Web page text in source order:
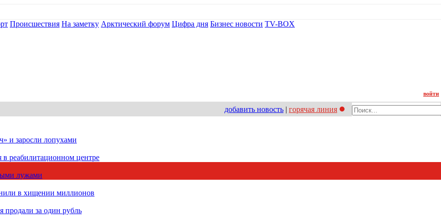
Происшествия На заметку Арктический форум Цифра дня Бизнес новости TV-BOX
войти
добавить новость | горячая линия
и заросли лопухами
реабилитационном центре
лужами
в хищении миллионов
продали за один рубль